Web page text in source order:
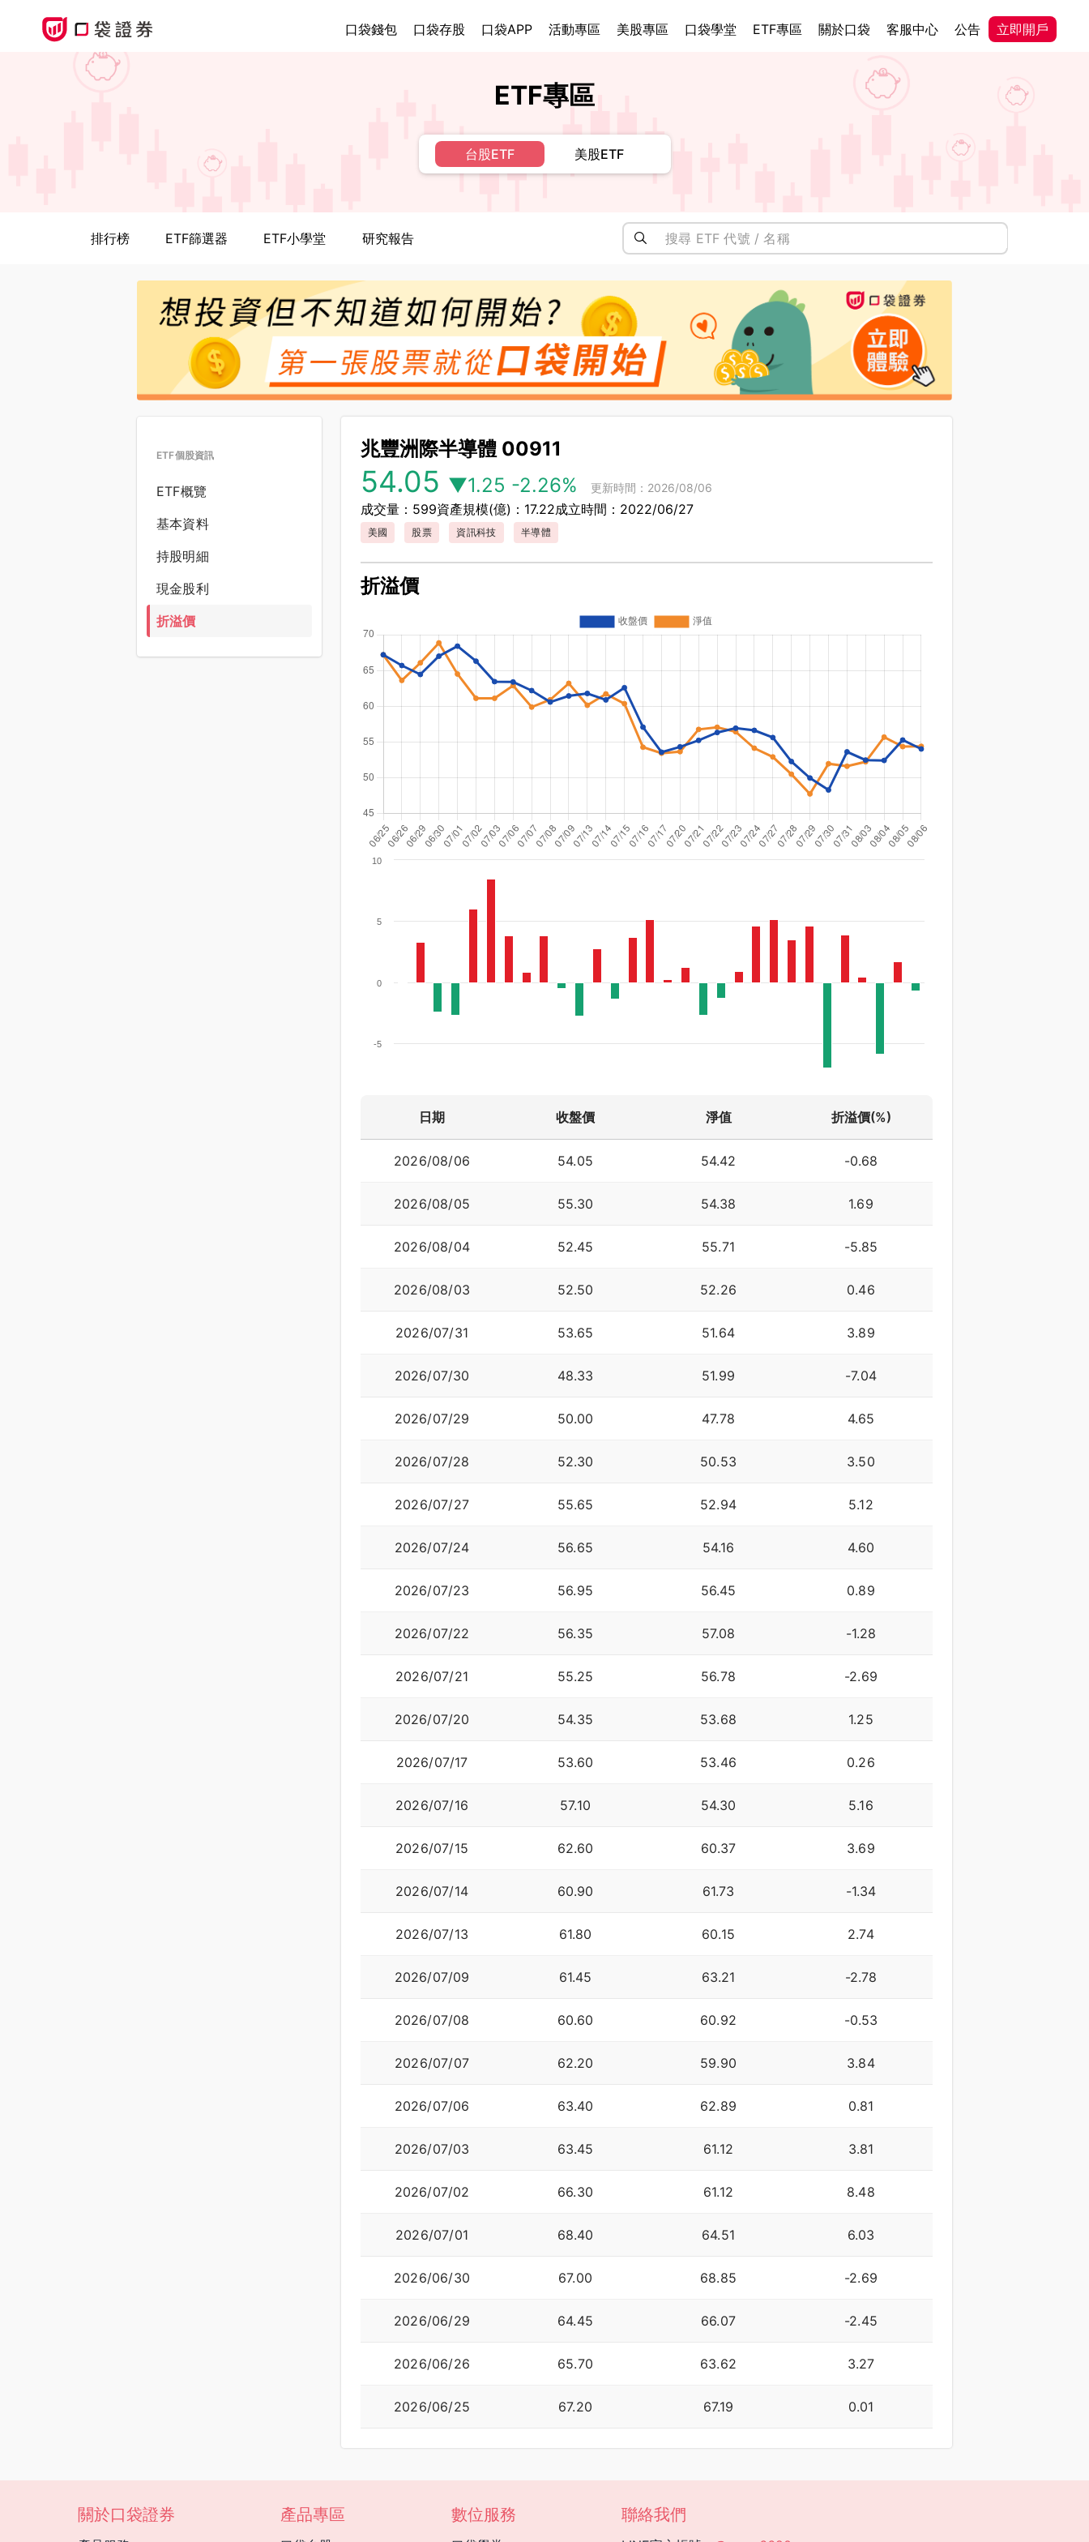
口袋錢包 口袋存股 口袋APP 活動專區 美股專區 口袋學堂 ETF專區 關於口袋 客服中心 公告 立即開戶
ETF專區
台股ETF 美股ETF
排行榜 ETF篩選器 ETF小學堂 研究報告
ETF個股資訊
ETF概覽
基本資料
持股明細
現金股利
折溢價
兆豐洲際半導體 00911
54.05 ▼1.25 -2.26% 更新時間：2026/08/06
成交量：599資產規模(億)：17.22成立時間：2022/06/27
美國 股票 資訊科技 半導體
折溢價
06/2606/2906/30 07/0807/0907/1307/14 07/2107/2207/23 07/3108/0308/0408/05
-5
0
5
10
日期 收盤價 淨值 折溢價(%)
2026/08/06 54.05 54.42 -0.68
2026/08/05 55.30 54.38 1.69
2026/08/04 52.45 55.71 -5.85
2026/08/03 52.50 52.26 0.46
2026/07/31 53.65 51.64 3.89
2026/07/30 48.33 51.99 -7.04
2026/07/29 50.00 47.78 4.65
2026/07/28 52.30 50.53 3.50
2026/07/27 55.65 52.94 5.12
2026/07/24 56.65 54.16 4.60
2026/07/23 56.95 56.45 0.89
2026/07/22 56.35 57.08 -1.28
2026/07/21 55.25 56.78 -2.69
2026/07/20 54.35 53.68 1.25
2026/07/17 53.60 53.46 0.26
2026/07/16 57.10 54.30 5.16
2026/07/15 62.60 60.37 3.69
2026/07/14 60.90 61.73 -1.34
2026/07/13 61.80 60.15 2.74
2026/07/09 61.45 63.21 -2.78
2026/07/08 60.60 60.92 -0.53
2026/07/07 62.20 59.90 3.84
2026/07/06 63.40 62.89 0.81
2026/07/03 63.45 61.12 3.81
2026/07/02 66.30 61.12 8.48
2026/07/01 68.40 64.51 6.03
2026/06/30 67.00 68.85 -2.69
2026/06/29 64.45 66.07 -2.45
2026/06/26 65.70 63.62 3.27
2026/06/25 67.20 67.19 0.01
關於口袋證券 產品專區 數位服務 聯絡我們